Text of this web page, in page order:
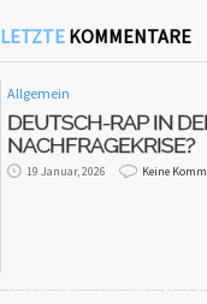
LETZTE KOMMENTARE
Allgemein
DEUTSCH-RAP IN
NACHFRAGEKRISE?
19 Januar, 2026 Keine